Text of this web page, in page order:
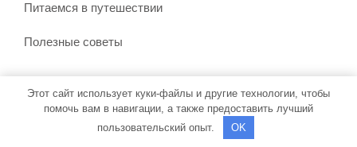
Питаемся в путешествии
Полезные советы
Тема WordPress Бронирование путешествийот Misbah
| На платформе WordPress
Этот сайт использует куки-файлы и другие технологии, чтобы
помочь вам в навигации, а также предоставить лучший
пользовательский опыт.
OK